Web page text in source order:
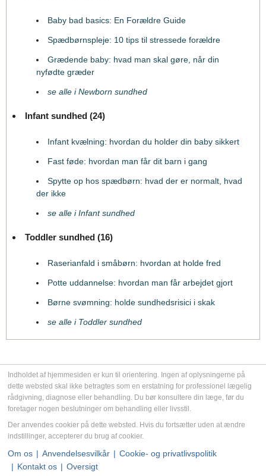
Baby bad basics: En Forældre Guide
Spædbørnspleje: 10 tips til stressede forældre
Grædende baby: hvad man skal gøre, når din
nyfødte græder
se alle i Newborn sundhed
Infant sundhed (24)
Infant kvælning: hvordan du holder din baby sikkert
Fast føde: hvordan man får dit barn i gang
Spytte op hos spædbørn: hvad der er normalt, hvad
der ikke
se alle i Infant sundhed
Toddler sundhed (16)
Raserianfald i småbørn: hvordan at holde fred
Potte uddannelse: hvordan man får arbejdet gjort
Børne svømning: holde sundhedsrisici i skak
se alle i Toddler sundhed
Indholdet af hjemmesiden er kun til orientering. Ingen af oplysningerne på
dette websted skal ikke betragtes som en erstatning for professionel lægelig
rådgivning, diagnose eller behandling. Du bør konsultere din læge, før du
foretager nogen beslutninger om behandling eller livsstil.
Der anvendes cookier på dette websted. Hvis du fortsætter uden at ændre
indstillinger, accepterer du brug af cookier.
Om os Anvendelsesvilkår
Cookie- og privatlivspolitik
Kontakt os
Oversigt